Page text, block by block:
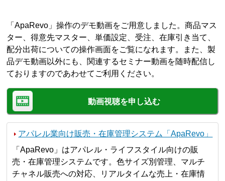
「ApaRevo」操作のデモ動画をご用意しました。商品マス
ター、得意先マスター、単価設定、受注、在庫引き当て、
配分出荷についての操作画面をご覧になれます。また、製
品デモ動画以外にも、関連するセミナー動画を随時配信し
ておりますのであわせてご利用ください。
動画視聴を申し込む
アパレル業向け販売・在庫管理システム「ApaRevo」
「ApaRevo」はアパレル・ライフスタイル向けの販
売・在庫管理システムです。色サイズ別管理、マルチ
チャネル販売への対応、リアルタイムな売上・在庫情